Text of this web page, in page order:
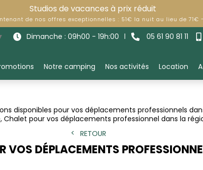
Studios de vacances à prix réduit
de nos offres exceptionnelles : 51€ la nuit au lieu de 71€
Dimanche : 09h00 - 19h:00 05 61 90 81 11
Notre camping Nos activités Location
disponibles pour vos déplacements professionnels
Chalet pour vos déplacements professionnel dans la
RETOUR
DÉPLACEMENTS